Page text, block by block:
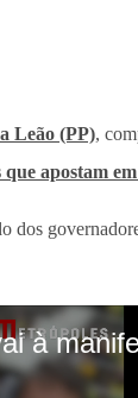
Leão (PP),
que apostam
dos